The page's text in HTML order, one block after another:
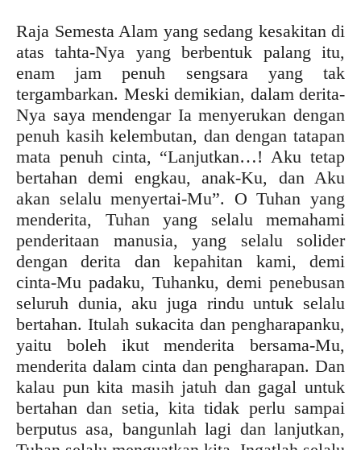
Raja Semesta Alam yang sedang kesakitan di
atas tahta-Nya yang berbentuk palang itu,
enam jam penuh sengsara yang tak
tergambarkan. Meski demikian, dalam derita-
Nya saya mendengar Ia menyerukan dengan
penuh kasih kelembutan, dan dengan tatapan
mata penuh cinta, “Lanjutkan…! Aku tetap
bertahan demi engkau, anak-Ku, dan Aku
akan selalu menyertai-Mu”. O Tuhan yang
menderita, Tuhan yang selalu memahami
penderitaan manusia, yang selalu solider
dengan derita dan kepahitan kami, demi
cinta-Mu padaku, Tuhanku, demi penebusan
seluruh dunia, aku juga rindu untuk selalu
bertahan. Itulah sukacita dan pengharapanku,
yaitu boleh ikut menderita bersama-Mu,
menderita dalam cinta dan pengharapan. Dan
kalau pun kita masih jatuh dan gagal untuk
bertahan dan setia, kita tidak perlu sampai
berputus asa, bangunlah lagi dan lanjutkan,